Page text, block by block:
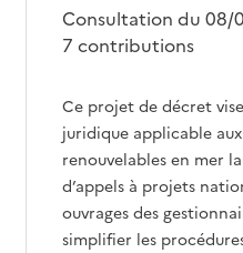
Consultation du 08/
7 contributions
Ce projet de décret
juridique applicable
renouvelables en mer
d’appels à projets
ouvrages des
simplifier les